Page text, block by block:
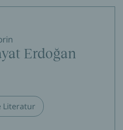
Erdoğan
Literatur